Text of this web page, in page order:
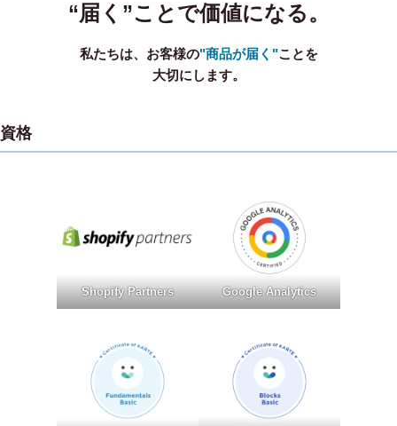
“届く”ことで価値になる。
私たちは、お客様の"商品が届く"ことを
大切にします。
資格
Shopify Partners Google Analytics